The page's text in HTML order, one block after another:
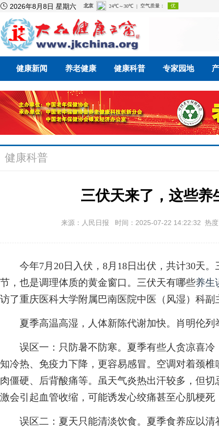
 2026年8月8日 星期六
健康新闻 养老健康 健康科普 专家园地
健康科普
三伏天来了，这些养
来源：人民日报 时间：2025-07-22 14:22:32 热
今年7月20日入伏，8月18日出伏，共计30天。
节，也是调理体质的黄金窗口。三伏天有哪些养生
访了重庆医科大学附属巴南医院中医（风湿）科副
夏季高温高湿，人体新陈代谢加快。肖明伦列
误区一：只防暑不防寒。夏季有些人贪凉喜冷
知冷热、免疫力下降，更容易感冒。空调对着颈
肉僵硬、后背酸痛等。虽天气炎热出汗较多，但
激会引起血管收缩，可能诱发心绞痛甚至心肌梗
误区二：夏天只能清淡饮食。夏季食养应以清